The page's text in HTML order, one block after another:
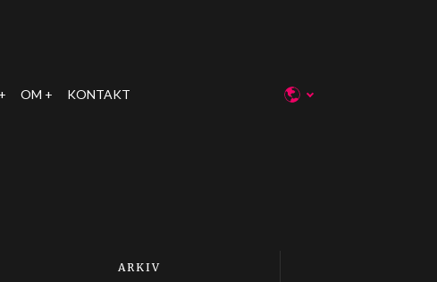
OM KONTAKT
ARKIV